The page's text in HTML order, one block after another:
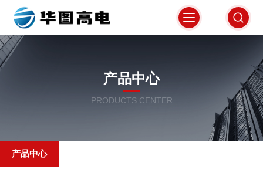
产品中心
PRODUCTS CENTER
产品中心